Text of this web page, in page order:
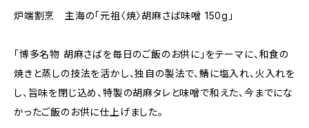
炉端割烹 主海の「元祖〈焼〉胡麻さば味噌 150g」
「博多名物 胡麻さばを毎日のご飯のお供に」をテーマに、和食の
焼きと蒸しの技法を活かし、独自の製法で、鯖に塩入れ、火入れを
し、旨味を閉じ込め、特製の胡麻タレと味噌で和えた、今までにな
かったご飯のお供に仕上げました。